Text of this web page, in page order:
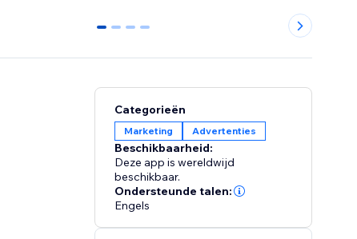
0 1 2 3
Categorieën
Marketing Advertenties
Beschikbaarheid:
Deze app is wereldwijd
beschikbaar.
Ondersteunde talen:
Engels